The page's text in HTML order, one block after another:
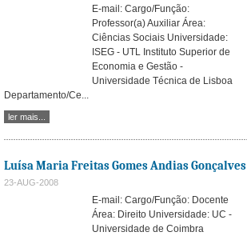
E-mail: Cargo/Função:
Professor(a) Auxiliar Área:
Ciências Sociais Universidade:
ISEG - UTL Instituto Superior de
Economia e Gestão -
Universidade Técnica de Lisboa
Departamento/Ce...
ler mais...
Luísa Maria Freitas Gomes Andias Gonçalves
23-AUG-2008
E-mail: Cargo/Função: Docente
Área: Direito Universidade: UC -
Universidade de Coimbra